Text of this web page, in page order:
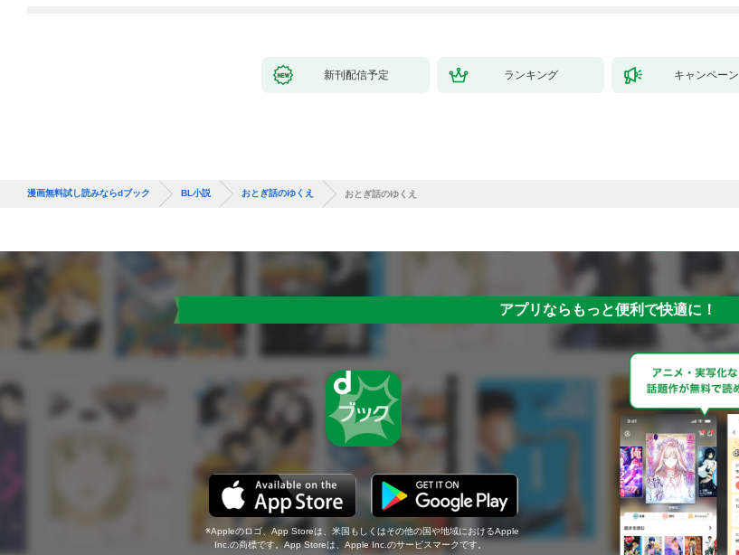
新刊配信予定 ランキング キャンペーン
漫画無料試し読みならdブック BL小説 おとぎ話のゆくえ おとぎ話のゆくえ
アプリならもっと便利で快適に！
Appleのロゴ、App Storeは、米国もしくはその他の国や地域におけるApple
Inc.の商標です。App Storeは、Apple Inc.のサービスマークです。